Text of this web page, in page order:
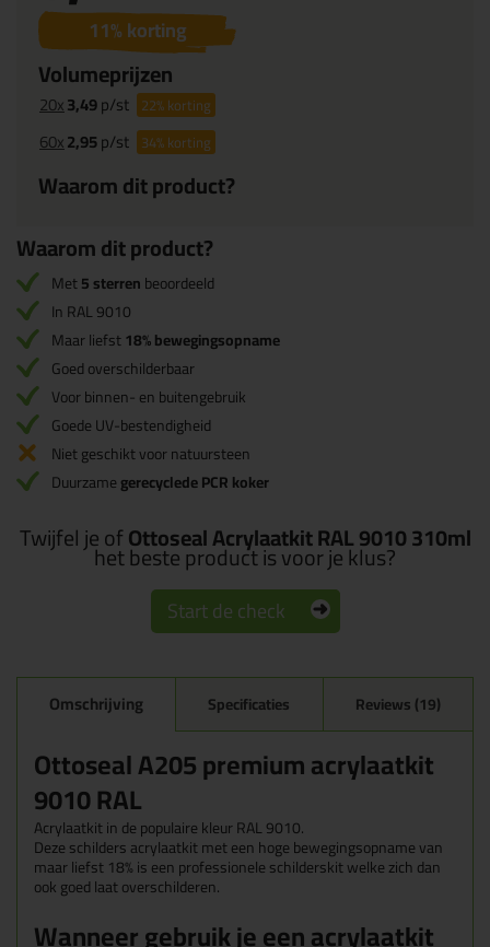
11% korting
Volumeprijzen
20x3,49p/st 22%korting
60x2,95p/st 34%korting
Waarom dit product?
Waarom dit product?
Met5 sterrenbeoordeeld
In RAL 9010
Maar liefst18% bewegingsopname
Goed overschilderbaar
Voor binnen- en buitengebruik
Goede UV-bestendigheid
Niet geschikt voor natuursteen
Duurzamegerecyclede PCR koker
Twijfel je ofOttoseal Acrylaatkit RAL 9010 310ml
het beste product is voor je klus?
Start de check
Omschrijving Specificaties Reviews (19)
Ottoseal A205 premium acrylaatkit
9010 RAL
Acrylaatkit in de populaire kleur RAL 9010.
Deze schilders acrylaatkit met een hoge bewegingsopname van
maar liefst 18% is een professionele schilderskit welke zich dan
ook goed laat overschilderen.
Wanneer gebruik je een acrylaatkit